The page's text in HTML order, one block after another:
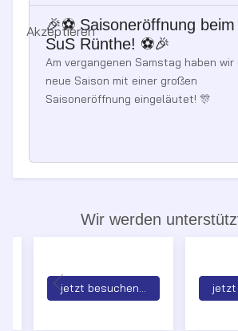
🎉⚽️ Saisoneröffnung beim
SuS Rünthe! ⚽️🎉
Am vergangenen Samstag haben wir
neue Saison mit einer großen
Saisoneröffnung eingeläutet! 🎊
Wir werden
jetzt besuchen... jetzt
Akzeptieren